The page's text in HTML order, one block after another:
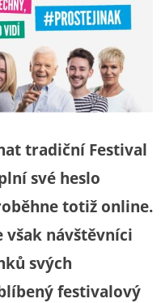
tradiční Festival
své heslo
totiž online.
návštěvníci
svých
festivalový